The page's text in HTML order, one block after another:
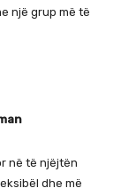
një grup më të
në të njëjtën
dhe më